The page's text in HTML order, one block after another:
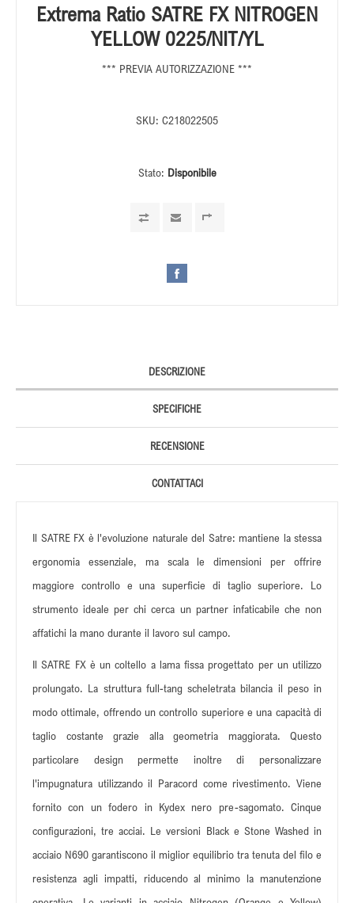
Extrema Ratio SATRE FX NITROGEN
YELLOW 0225/NIT/YL
*** PREVIA AUTORIZZAZIONE ***
SKU: C218022505
Stato: Disponibile
DESCRIZIONE
SPECIFICHE
RECENSIONE
CONTATTACI
Il SATRE FX è l'evoluzione naturale del Satre: mantiene la stessa
ergonomia essenziale, ma scala le dimensioni per offrire
maggiore controllo e una superficie di taglio superiore. Lo
strumento ideale per chi cerca un partner infaticabile che non
affatichi la mano durante il lavoro sul campo.
Il SATRE FX è un coltello a lama fissa progettato per un utilizzo
prolungato. La struttura full-tang scheletrata bilancia il peso in
modo ottimale, offrendo un controllo superiore e una capacità di
taglio costante grazie alla geometria maggiorata. Questo
particolare design permette inoltre di personalizzare
l'impugnatura utilizzando il Paracord come rivestimento. Viene
fornito con un fodero in Kydex nero pre-sagomato. Cinque
configurazioni, tre acciai. Le versioni Black e Stone Washed in
acciaio N690 garantiscono il miglior equilibrio tra tenuta del filo e
resistenza agli impatti, riducendo al minimo la manutenzione